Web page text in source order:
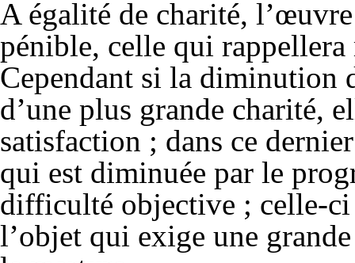
A égalité de charité,
pénible, celle qui
Cependant si la diminution
d’une plus grande charité,
satisfaction ; dans ce
qui est diminuée par le
difficulté objective ; celle-ci
l’objet qui exige une